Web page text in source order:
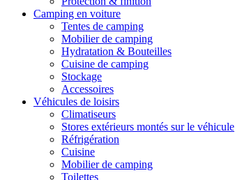
Camping en voiture
Tentes de camping
Mobilier de camping
Hydratation & Bouteilles
Cuisine de camping
Stockage
Accessoires
Véhicules de loisirs
Climatiseurs
Stores extérieurs montés sur le véhicule
Réfrigération
Cuisine
Mobilier de camping
Toilettes